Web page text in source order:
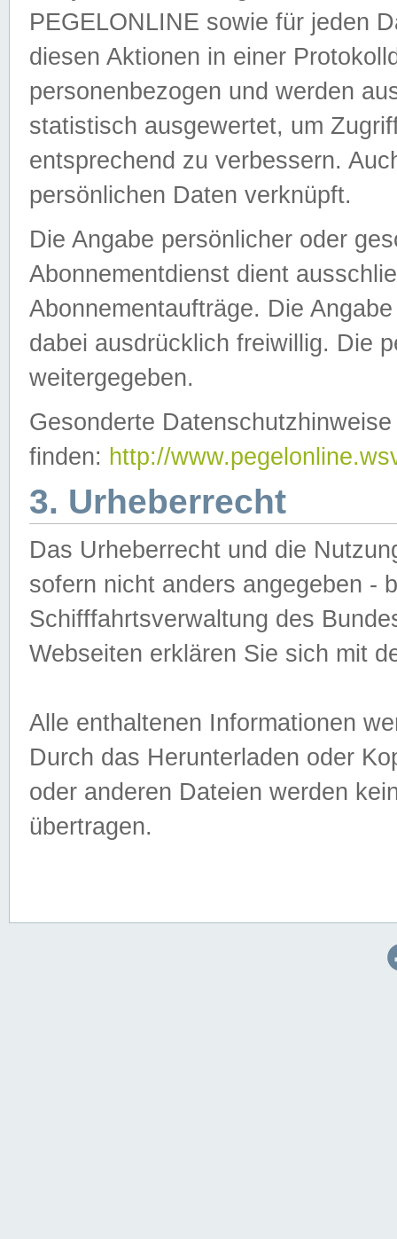
PEGELONLINE sowie für jeden
diesen Aktionen in einer
personenbezogen und werden
statistisch ausgewertet, um
entsprechend zu verbessern.
persönlichen Daten verknüpft.
Die Angabe persönlicher oder
Abonnementdienst dient
Abonnementaufträge. Die
dabei ausdrücklich freiwillig. Die
weitergegeben.
Gesonderte
finden: http://
3. Urheberrecht
Das Urheberrecht und die
sofern nicht anders angegeben -
Schifffahrtsverwaltung des
Webseiten erklären Sie sich mit
Alle enthaltenen Informationen
Durch das Herunterladen oder
oder anderen Dateien werden
übertragen.